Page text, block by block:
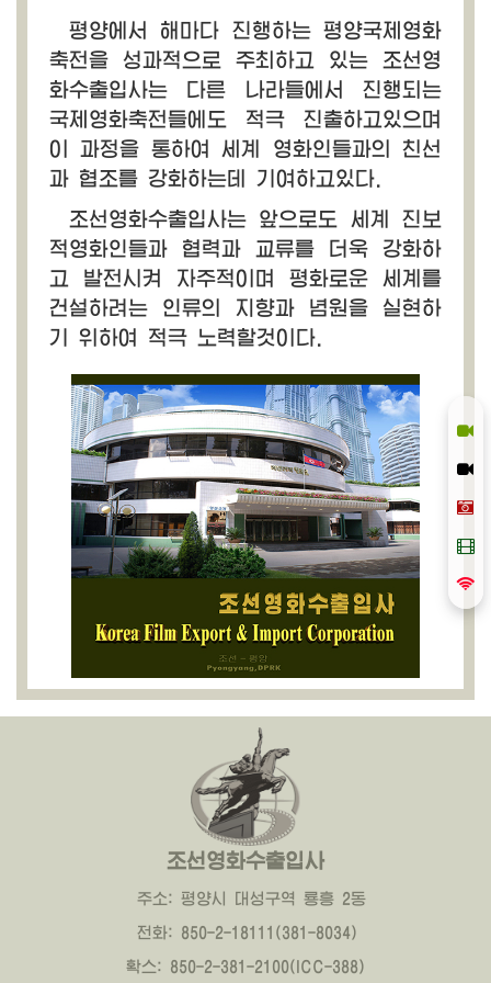
평양에서 해마다 진행하는 평양국제영화
축전을 성과적으로 주최하고 있는 조선영
화수출입사는 다른 나라들에서 진행되는
국제영화축전들에도 적극 진출하고있으며
이 과정을 통하여 세계 영화인들과의 친선
과 협조를 강화하는데 기여하고있다.
조선영화수출입사는 앞으로도 세계 진보
적영화인들과 협력과 교류를 더욱 강화하
고 발전시켜 자주적이며 평화로운 세계를
건설하려는 인류의 지향과 념원을 실현하
기 위하여 적극 노력할것이다.
조선영화수출입사
주소: 평양시 대성구역 룡흥 2동
전화: 850-2-18111(381-8034)
확스: 850-2-381-2100(ICC-388)